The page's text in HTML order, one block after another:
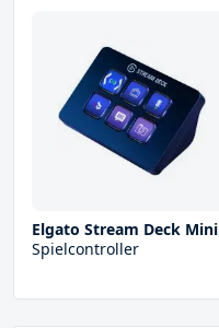
Elgato Stream Deck Mini
Spielcontroller